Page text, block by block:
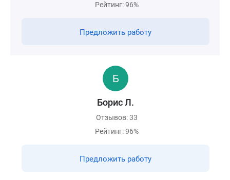
Рейтинг: 96%
Предложить работу
Борис Л.
Отзывов: 33
Рейтинг: 96%
Предложить работу